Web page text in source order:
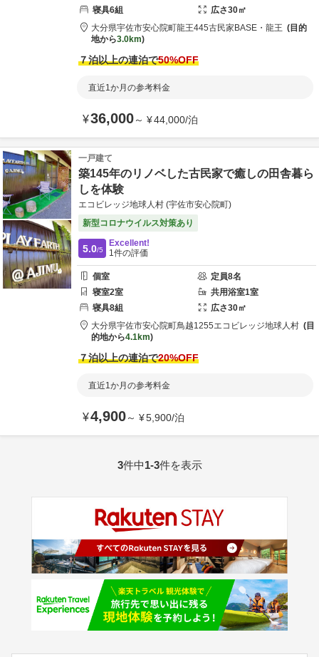
寝具6組 広さ30㎡
大分県宇佐市安心院町龍王445古民家BASE・龍王
目的
地から3.0km
７泊以上の連泊で50%OFF
直近1か月の参考料金
¥36,000～ ¥44,000/泊
一戸建て
築145年のリノベした古民家で癒しの田舎暮ら
しを体験
エコビレッジ地球人村 (宇佐市安心院町)
新型コロナウイルス対策あり
5.0/5
Excellent!
1件の評価
個室 定員8名
寝室2室 共用浴室1室
寝具8組 広さ30㎡
大分県宇佐市安心院町鳥越1255エコビレッジ地球人村
目
的地から4.1km
７泊以上の連泊で20%OFF
直近1か月の参考料金
¥4,900～ ¥5,900/泊
3件中1-3件を表示